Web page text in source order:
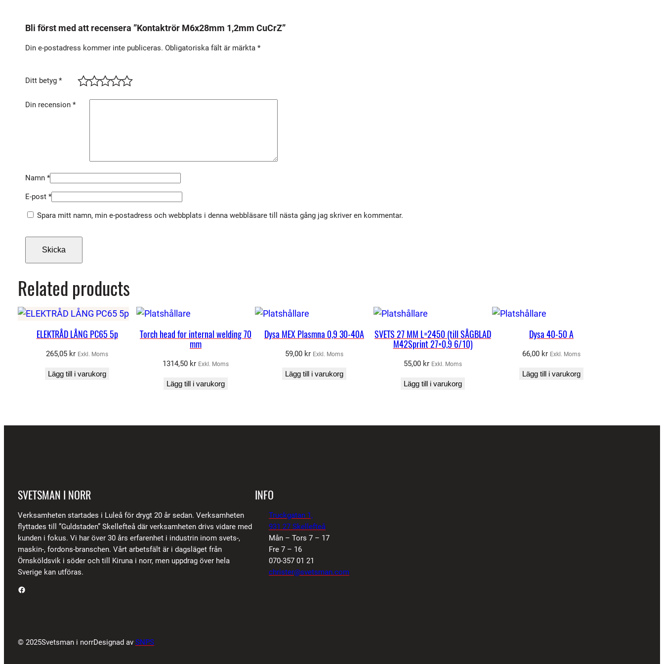
m
Z
g
Bli först med att recensera ”Kontaktrör M6x28mm 1,2mm CuCrZ”
Din e-postadress kommer inte publiceras. Obligatoriska fält är märkta *
Ditt betyg *
Din recension *
Namn *
E-post *
Spara mitt namn, min e-postadress och webbplats i denna webbläsare till nästa gång jag skriver en kommentar.
Related products
ELEKTRÅD LÅNG PC65 5p
265,05 kr Exkl. Moms
Lägg till i varukorg
Torch head for internal welding 70
mm
1314,50 kr Exkl. Moms
Lägg till i varukorg
Dysa MEX Plasmna 0,9 30-40A
59,00 kr Exkl. Moms
Lägg till i varukorg
SVETS 27 MM L=2450 (till SÅGBLAD
M42Sprint 27×0,9 6/10)
55,00 kr Exkl. Moms
Lägg till i varukorg
Dysa 40-50 A
66,00 kr Exkl. Moms
Lägg till i varukorg
SVETSMAN I NORR
Verksamheten startades i Luleå för drygt 20 år sedan. Verksamheten
flyttades till ”Guldstaden” Skellefteå där verksamheten drivs vidare med
kunden i fokus. Vi har över 30 års erfarenhet i industrin inom svets-,
maskin-, fordons-branschen. Vårt arbetsfält är i dagsläget från
Örnsköldsvik i söder och till Kiruna i norr, men uppdrag över hela
Sverige kan utföras.
Facebook
INFO
Truckgatan 1,
931 27 Skellefteå
Mån – Tors 7 – 17
Fre 7 – 16
070-357 01 21
christer@svetsman.com
© 2025Svetsman i norrDesignad av SNPS